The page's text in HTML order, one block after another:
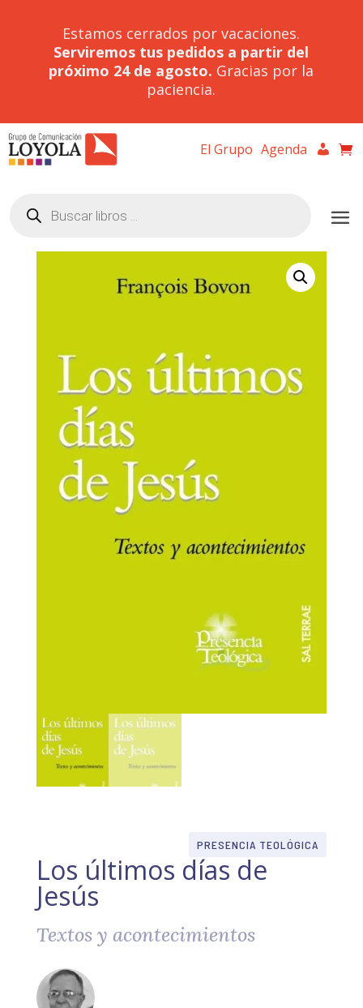
Estamos cerrados por vacaciones.
Serviremos tus pedidos a partir del
próximo 24 de agosto. Gracias por la
paciencia.
El Grupo Agenda
productos
PRESENCIA TEOLÓGICA
Los últimos días de
Jesús
Textos y acontecimientos